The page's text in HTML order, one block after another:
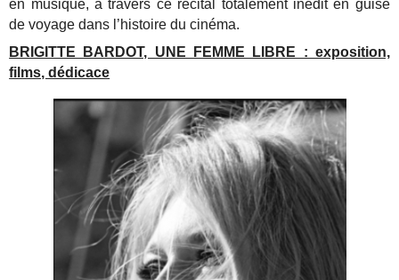
en musique, à travers ce récital totalement inédit en guise
de voyage dans l’histoire du cinéma.
BRIGITTE BARDOT, UNE FEMME LIBRE : exposition,
films, dédicace